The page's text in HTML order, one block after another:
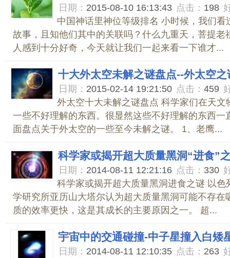
日期： 2015-08-10 16:13:43 点击： 198
中国神话里神位等级排名 小时候，我们看
故事，且知他们其中的关联吗？什么九重天，菩提老
人感到十分好奇，今天就让我们一起来看一下谁才...
十大外太空未解之谜盘点--外太空之
日期： 2015-02-14 19:21:50 点击： 459
外太空十大未解之谜盘点 科学家们在天文
一些不好理解的东西。很显然这些不好理解的东西一
面盘点关于外太空的一些至今未解之谜。 1、老鹰...
科学家或揭开超大质量黑洞“进食”
日期： 2014-08-11 12:21:16 点击： 330
科学家或揭开超大质量黑洞进食之谜 以色
学研究所亚历山大塔尔认为超大质量黑洞可能不存在
质的效率更快，这是其成长的主要原因之一。 超...
宇宙中的交通碰撞-中子星撞入白矮
日期： 2014-08-11 12:10:35 点击： 263